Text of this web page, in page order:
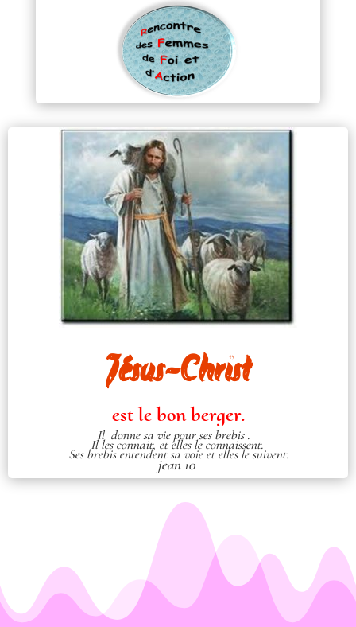
Jésus-Christ
est le bon berger.
Il donne sa vie pour ses brebis .
Il les connait, et elles le connaissent.
Ses brebis entendent sa voie et elles le suivent.
jean 10